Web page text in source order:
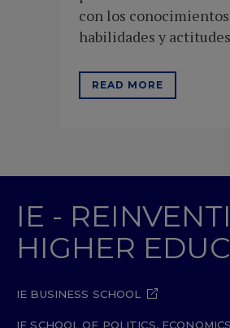
con los
habilidades y
READ MORE
IE -
HIGHER
IE BUSINESS SCHOOL
IE SCHOOL OF POLITICS,